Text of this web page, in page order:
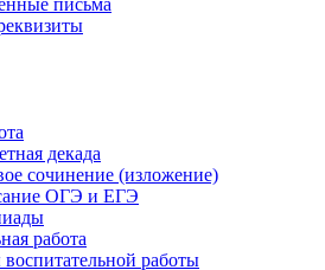
письма
декада
сочинение (изложение)
ОГЭ и ЕГЭ
работа
работы